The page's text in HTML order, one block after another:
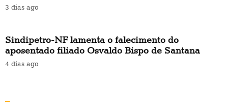
3 dias ago
Sindipetro-NF lamenta o falecimento do
aposentado filiado Osvaldo Bispo de Santana
4 dias ago